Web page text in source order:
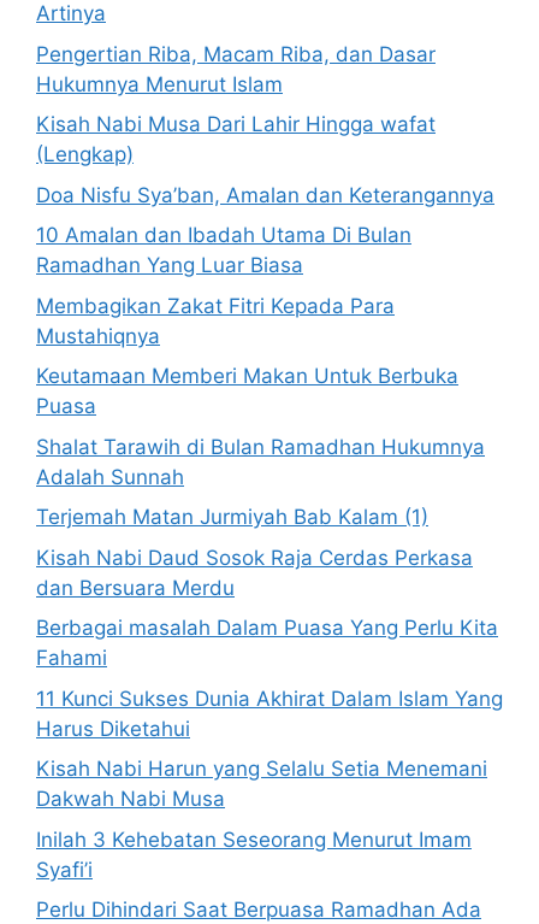
Artinya
Pengertian Riba, Macam Riba, dan Dasar
Hukumnya Menurut Islam
Kisah Nabi Musa Dari Lahir Hingga wafat
(Lengkap)
Doa Nisfu Sya’ban, Amalan dan Keterangannya
10 Amalan dan Ibadah Utama Di Bulan
Ramadhan Yang Luar Biasa
Membagikan Zakat Fitri Kepada Para
Mustahiqnya
Keutamaan Memberi Makan Untuk Berbuka
Puasa
Shalat Tarawih di Bulan Ramadhan Hukumnya
Adalah Sunnah
Terjemah Matan Jurmiyah Bab Kalam (1)
Kisah Nabi Daud Sosok Raja Cerdas Perkasa
dan Bersuara Merdu
Berbagai masalah Dalam Puasa Yang Perlu Kita
Fahami
11 Kunci Sukses Dunia Akhirat Dalam Islam Yang
Harus Diketahui
Kisah Nabi Harun yang Selalu Setia Menemani
Dakwah Nabi Musa
Inilah 3 Kehebatan Seseorang Menurut Imam
Syafi’i
Perlu Dihindari Saat Berpuasa Ramadhan Ada